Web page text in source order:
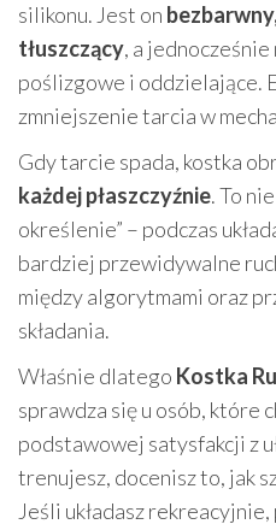
silikonu. Jest on
tłuszczący, a jednocześnie
poślizgowe i oddzielające.
zmniejszenie tarcia w
Gdy tarcie spada, kostka
każdej płaszczyźnie. To
określenie” – podczas
bardziej przewidywalne
między algorytmami oraz
składania.
Właśnie dlatego Kostka
sprawdza się u osób, które
podstawowej satysfakcji z
trenujesz, docenisz to, jak
Jeśli układasz